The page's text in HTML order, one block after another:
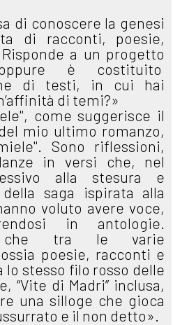
di conoscere la genesi
di racconti, poesie,
a un progetto
è costituito
di testi, in cui hai
di temi?»
come suggerisce il
mio ultimo romanzo,
Sono riflessioni,
in versi che, nel
alla stesura e
saga ispirata alla
voluto avere voce,
in antologie.
che tra le varie
poesie, racconti e
lo stesso filo rosso delle
“Vite di Madri” inclusa,
una silloge che gioca
e il non detto».